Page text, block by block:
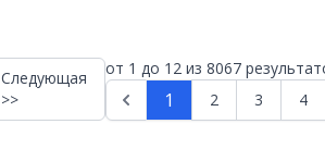
Следующая
>>
от 1 до 12 из 8067
1 2 3 4